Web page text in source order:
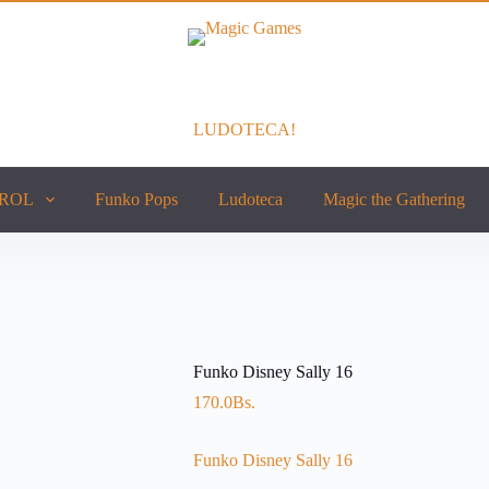
LUDOTECA!
Funko Pops Ludoteca Magic the Gathering
Funko Disney Sally 16
170.0Bs.
Funko Disney Sally 16